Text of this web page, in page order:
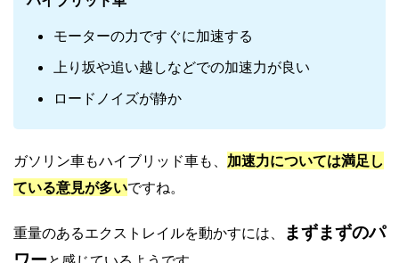
モーターの力ですぐに加速する
上り坂や追い越しなどでの加速力が良い
ロードノイズが静か
ガソリン車もハイブリッド車も、 加速力については満足 し
ている意見が多いですね。
重量のあるエクストレイルを動かすには、
まずまずのパ